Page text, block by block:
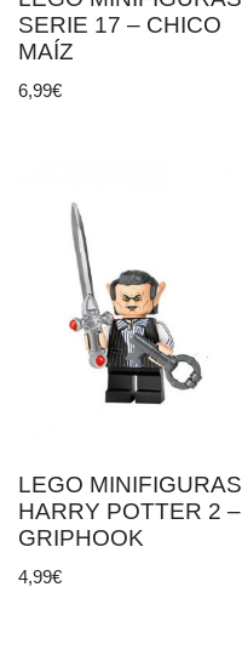
SERIE 17 – CHICO
MAÍZ
6,99€
LEGO MINIFIGURAS
HARRY POTTER 2 –
GRIPHOOK
4,99€